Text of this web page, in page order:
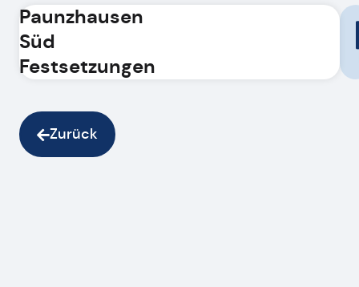
Paunzhausen
Süd
Festsetzungen
Zurück